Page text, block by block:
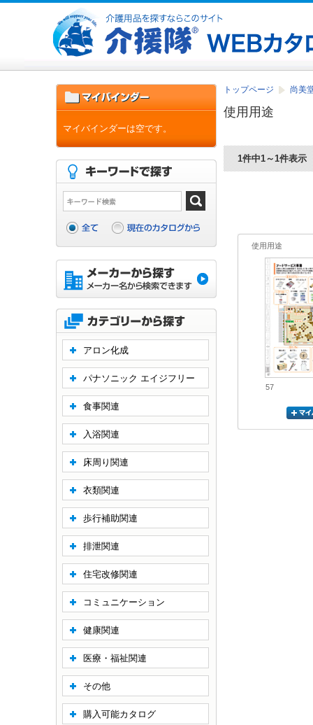
トップページ 尚美
使用用途
1件中1～1件表示
使用用途
57
マイバインダーは空です。
アロン化成
パナソニック エイジフリー
食事関連
入浴関連
床周り関連
衣類関連
歩行補助関連
排泄関連
住宅改修関連
コミュニケーション
健康関連
医療・福祉関連
その他
購入可能カタログ